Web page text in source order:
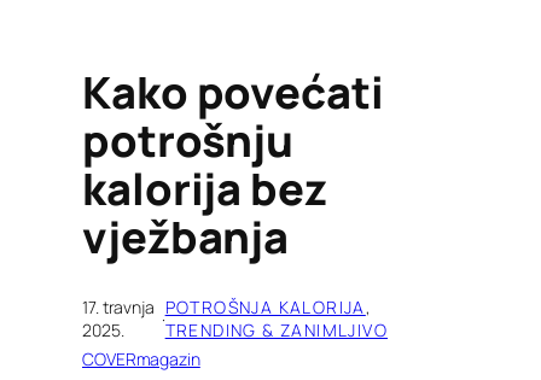
Kako povećati
potrošnju
kalorija bez
vježbanja
17. travnja
2025.
·POTROŠNJA KALORIJA
TRENDING & ZANIMLJIVO
COVERmagazin